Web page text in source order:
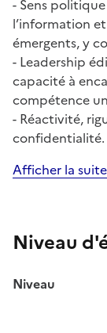
- Sens
l’information
émergents, y
- Leadership
capacité à
compétence
- Réactivité,
confidentialité.
Afficher la suite
Niveau
Niveau